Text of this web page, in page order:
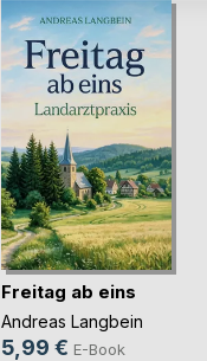
Freitag ab eins
Andreas Langbein
5,99 € E-Book